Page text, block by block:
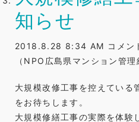
マ
ョ
ン
知らせ
2018.8.28 8:34 AM 大
規
修
工
コメン
（NPO広島県マンション管理
大規模改修工事を控えている
をお待ちします。
大規模修繕工事の実際を体験